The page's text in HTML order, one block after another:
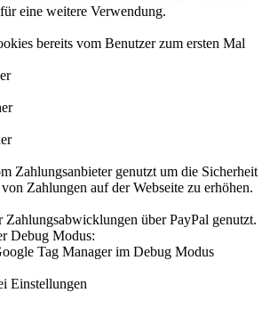
eine weitere Verwendung.
bereits vom Benutzer zum ersten Mal
Zahlungsanbieter genutzt um die Sicherheit
Zahlungen auf der Webseite zu erhöhen.
über PayPal genutzt.
Debug Modus:
Tag Manager im Debug Modus
Einstellungen